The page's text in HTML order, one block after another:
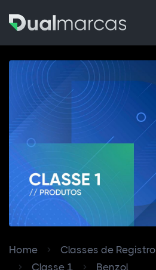
Home
Classes de
Classe 1
Benzol